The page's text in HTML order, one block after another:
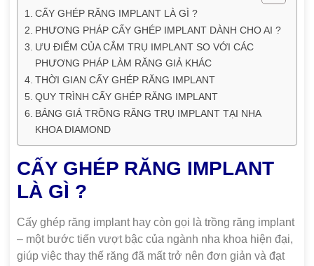
CẤY GHÉP RĂNG IMPLANT LÀ GÌ ?
PHƯƠNG PHÁP CẤY GHÉP IMPLANT DÀNH CHO AI ?
ƯU ĐIỂM CỦA CẮM TRỤ IMPLANT SO VỚI CÁC
PHƯƠNG PHÁP LÀM RĂNG GIẢ KHÁC
THỜI GIAN CẤY GHÉP RĂNG IMPLANT
QUY TRÌNH CẤY GHÉP RĂNG IMPLANT
BẢNG GIÁ TRỒNG RĂNG TRỤ IMPLANT TẠI NHA
KHOA DIAMOND
CẤY GHÉP RĂNG IMPLANT
LÀ GÌ ?
Cấy ghép răng implant hay còn gọi là trồng răng implant
– một bước tiến vượt bậc của ngành nha khoa hiện đại,
giúp việc thay thế răng đã mất trở nên đơn giản và đạt